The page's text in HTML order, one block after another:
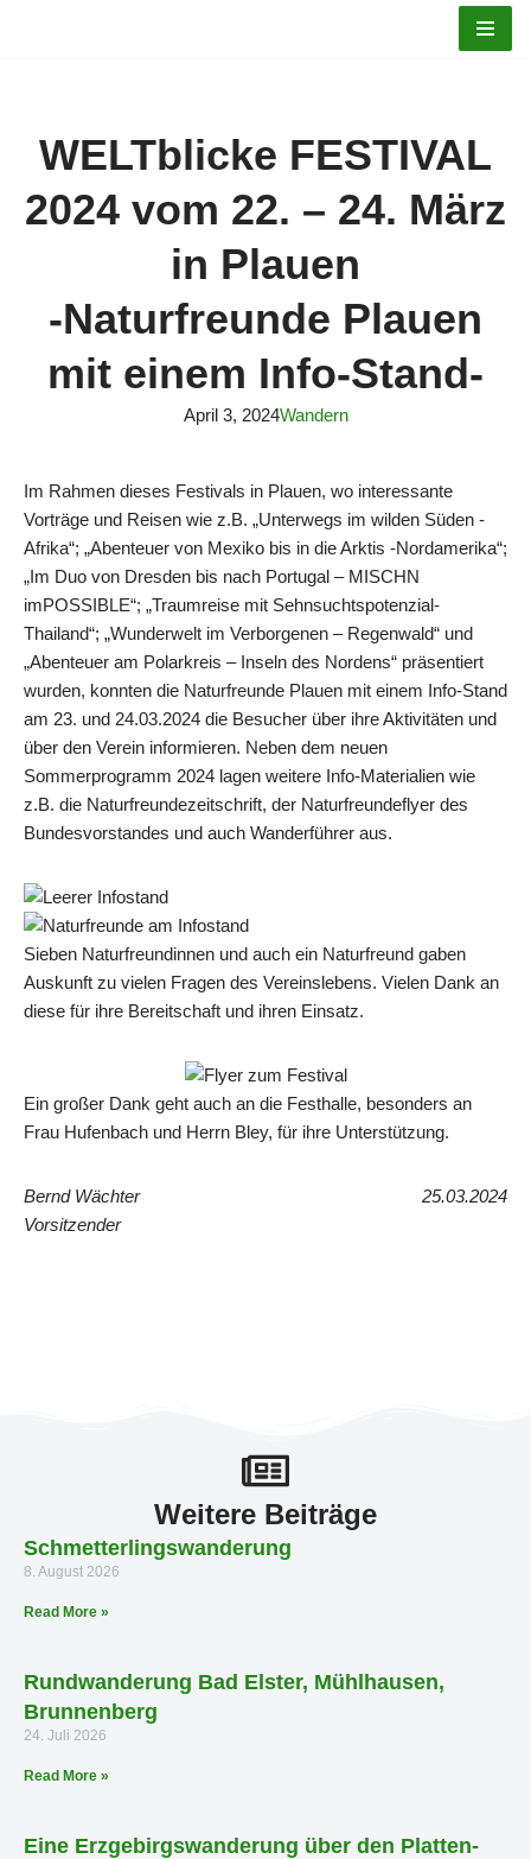
WELTblicke FESTIVAL
2024 vom 22. – 24. März
in Plauen
-Naturfreunde Plauen
mit einem Info-Stand-
April 3, 2024Wandern
Im Rahmen dieses Festivals in Plauen, wo interessante
Vorträge und Reisen wie z.B. „Unterwegs im wilden Süden -
Afrika“; „Abenteuer von Mexiko bis in die Arktis -Nordamerika“;
„Im Duo von Dresden bis nach Portugal – MISCHN
imPOSSIBLE“; „Traumreise mit Sehnsuchtspotenzial-
Thailand“; „Wunderwelt im Verborgenen – Regenwald“ und
„Abenteuer am Polarkreis – Inseln des Nordens“ präsentiert
wurden, konnten die Naturfreunde Plauen mit einem Info-Stand
am 23. und 24.03.2024 die Besucher über ihre Aktivitäten und
über den Verein informieren. Neben dem neuen
Sommerprogramm 2024 lagen weitere Info-Materialien wie
z.B. die Naturfreundezeitschrift, der Naturfreundeflyer des
Bundesvorstandes und auch Wanderführer aus.
Sieben Naturfreundinnen und auch ein Naturfreund gaben
Auskunft zu vielen Fragen des Vereinslebens. Vielen Dank an
diese für ihre Bereitschaft und ihren Einsatz.
Ein großer Dank geht auch an die Festhalle, besonders an
Frau Hufenbach und Herrn Bley, für ihre Unterstützung.
Bernd Wächter
Vorsitzender
25.03.2024
Weitere Beiträge
Schmetterlingswanderung
8. August 2026
Read More »
Rundwanderung Bad Elster, Mühlhausen,
Brunnenberg
24. Juli 2026
Read More »
Eine Erzgebirgswanderung über den Platten-